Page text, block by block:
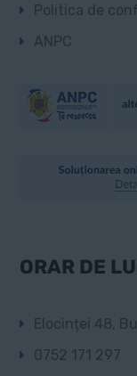
Politica de
ANPC
ORAR DE
Elocinței 48,
0752 171 297